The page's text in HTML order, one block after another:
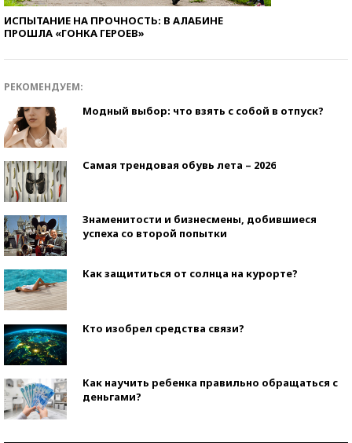
ИСПЫТАНИЕ НА ПРОЧНОСТЬ: В АЛАБИНЕ
ПРОШЛА «ГОНКА ГЕРОЕВ»
РЕКОМЕНДУЕМ:
Модный выбор: что взять с собой в отпуск?
Самая трендовая обувь лета – 2026
Знаменитости и бизнесмены, добившиеся
успеха со второй попытки
Как защититься от солнца на курорте?
Кто изобрел средства связи?
Как научить ребенка правильно обращаться с
деньгами?